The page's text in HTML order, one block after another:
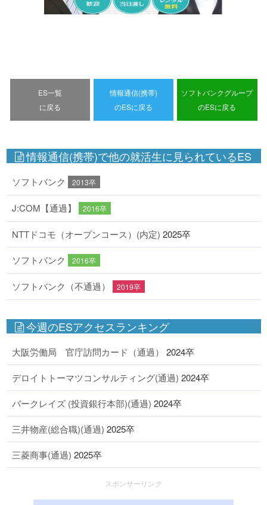
ES一覧
に戻る
情報通信(携帯)
のESに戻る
ソフトバンクグループ
のESに戻る
情報通信(携帯)で他の就活生に見られているES
ソフトバンク 2013卒
J:COM【通過】 2016卒
NTTドコモ（オープンコース）(内定) 2025卒
ソフトバンク 2016卒
ソフトバンク（不通過） 2019卒
今週のESアクセスランキング
大阪労働局 官庁訪問カード（通過） 2024卒
デロイトトーマツコンサルティング(通過) 2024卒
バークレイズ (投資銀行本部)(通過) 2024卒
三井物産(総合職)(通過) 2025卒
三菱商事(通過) 2025卒
スポンサーリンク